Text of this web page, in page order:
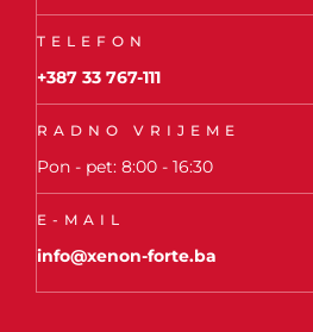
TELEFON
+387 33 767-111
RADNO VRIJEME
Pon - pet: 8:00 - 16:30
E-MAIL
info@xenon-forte.ba